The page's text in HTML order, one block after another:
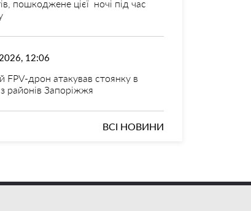
пошкоджене цієї ночі під час
12:06
FPV-дрон атакував стоянку в
районів Запоріжжя
ВСІ НОВИНИ